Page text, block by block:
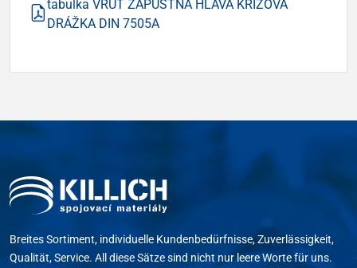
tabulka VRUT ZÁPUSTNÁ HLAVA KŘÍŽOVÁ
DRÁŽKA DIN 7505A
Breites Sortiment, individuelle Kundenbedürfnisse, Zuverlässigkeit,
Qualität, Service. All diese Sätze sind nicht nur leere Worte für uns.